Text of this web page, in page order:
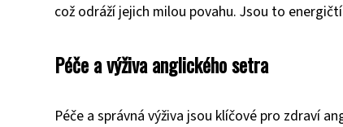
což odráží jejich milou povahu. Jsou to
Péče a výživa anglického setra
Péče a správná výživa jsou klíčové pro zdraví